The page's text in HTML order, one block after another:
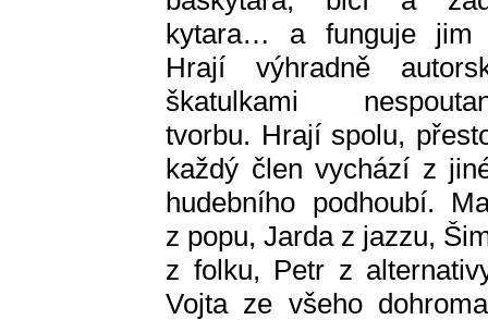
kytara… a funguje jim
Hrají výhradně
škatulkami
tvorbu. Hrají spolu,
každý člen vychází z
hudebního podhoubí.
z popu, Jarda z jazzu,
z folku, Petr z
Vojta ze všeho